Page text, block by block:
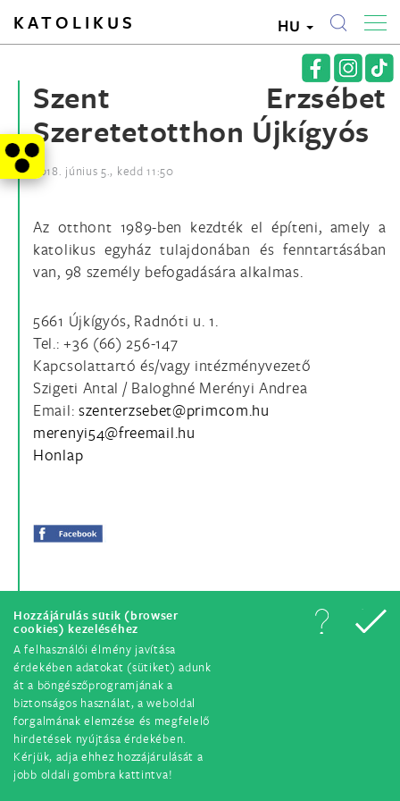
Hozzájárulás sütik (browser
cookies) kezeléséhez
A felhasználói élmény javítása
érdekében adatokat (sütiket) adunk
át a böngészőprogramjának a
biztonságos használat, a weboldal
forgalmának elemzése és megfelelő
hirdetések nyújtása érdekében.
Kérjük, adja ehhez hozzájárulását a
jobb oldali gombra kattintva!
KATOLIKUS HU
Szent Erzsébet
Szeretetotthon Újkígyós
2018. június 5., kedd 11:50
Az otthont 1989-ben kezdték el építeni, amely a
katolikus egyház tulajdonában és fenntartásában
van, 98 személy befogadására alkalmas.
5661 Újkígyós, Radnóti u. 1.
Tel.: +36 (66) 256-147
Kapcsolattartó és/vagy intézményvezető
Szigeti Antal / Baloghné Merényi Andrea
Email:
Honlap
© Minden jog fenntartva. 2018.